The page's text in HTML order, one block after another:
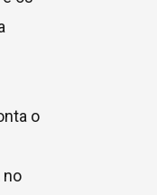
o
no